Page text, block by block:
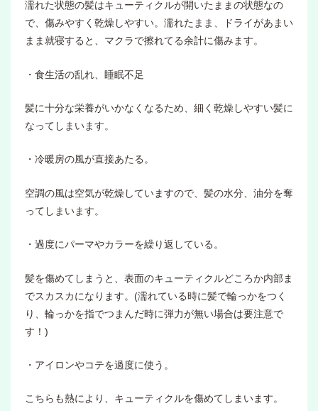
濡れた状態の髪はキューティクルが開いたままの状態なの
で、傷みやすく乾燥しやすい。濡れたまま、ドライがあまい
まま就寝すると、マクラで擦れてる余計に傷みます。
・食生活の乱れ、睡眠不足
髪に十分な栄養がいかなくなるため、細く乾燥しやすい髪に
なってしまいます。
・冷暖房の風が直接あたる。
空調の風は空気が乾燥していますので、髪の水分、油分を奪
ってしまいます。
・過度にパーマやカラーを繰り返している。
髪を傷めてしまうと、表面のキューティクルどころか内部ま
でスカスカになります。(濡れている時に髪で輪っかをつく
り、輪っかを指でつまんだ時に弾力が無い場合は要注意で
す！)
・アイロンやコテを過度に使う。
こちらも熱により、キューティクルを傷めてしまいます。